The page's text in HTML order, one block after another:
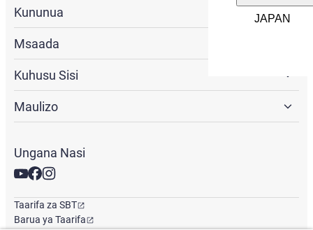
Kununua
Msaada
Kuhusu Sisi
Maulizo
Ungana Nasi
Taarifa za SBT
Barua ya Taarifa